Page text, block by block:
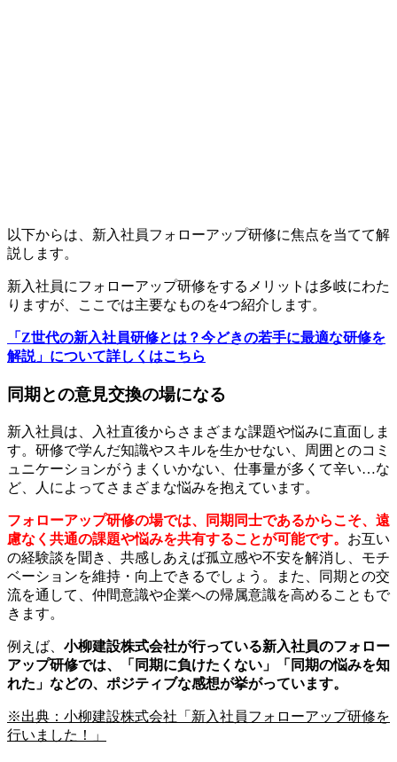
以下からは、新入社員フォローアップ研修に焦点を当てて解
説します。
新入社員にフォローアップ研修をするメリットは多岐にわた
りますが、ここでは主要なものを4つ紹介します。
「Z世代の新入社員研修とは？今どきの若手に最適な研修を
解説」について詳しくはこちら
同期との意見交換の場になる
新入社員は、入社直後からさまざまな課題や悩みに直面しま
す。研修で学んだ知識やスキルを生かせない、周囲とのコミ
ュニケーションがうまくいかない、仕事量が多くて辛い…な
ど、人によってさまざまな悩みを抱えています。
フォローアップ研修の場では、同期同士であるからこそ、遠
慮なく共通の課題や悩みを共有することが可能です。 お互い
の経験談を聞き、共感しあえば孤立感や不安を解消し、モチ
ベーションを維持・向上できるでしょう。また、同期との交
流を通して、仲間意識や企業への帰属意識を高めることもで
きます。
例えば、 小柳建設株式会社が行っている新入社員のフォロー
アップ研修では、「同期に負けたくない」「同期の悩みを知
れた」などの、ポジティブな感想が挙がっています。
※出典：小柳建設株式会社「新入社員フォローアップ研修を
行いました！」